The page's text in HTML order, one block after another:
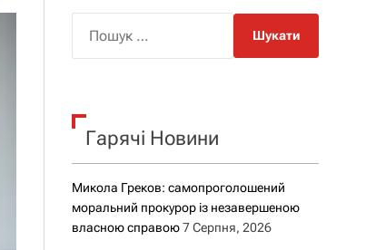
о
у
к
Гарячі Новини
Микола Греков: самопроголошений
моральний прокурор із незавершеною
власною справою 7 Серпня, 2026